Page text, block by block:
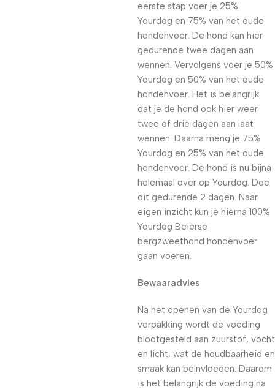
eerste stap voer je 25%
Yourdog en 75% van het oude
hondenvoer. De hond kan hier
gedurende twee dagen aan
wennen. Vervolgens voer je 50%
Yourdog en 50% van het oude
hondenvoer. Het is belangrijk
dat je de hond ook hier weer
twee of drie dagen aan laat
wennen. Daarna meng je 75%
Yourdog en 25% van het oude
hondenvoer. De hond is nu bijna
helemaal over op Yourdog. Doe
dit gedurende 2 dagen. Naar
eigen inzicht kun je hierna 100%
Yourdog Beierse
bergzweethond hondenvoer
gaan voeren.
Bewaaradvies
Na het openen van de Yourdog
verpakking wordt de voeding
blootgesteld aan zuurstof, vocht
en licht, wat de houdbaarheid en
smaak kan beïnvloeden. Daarom
is het belangrijk de voeding na